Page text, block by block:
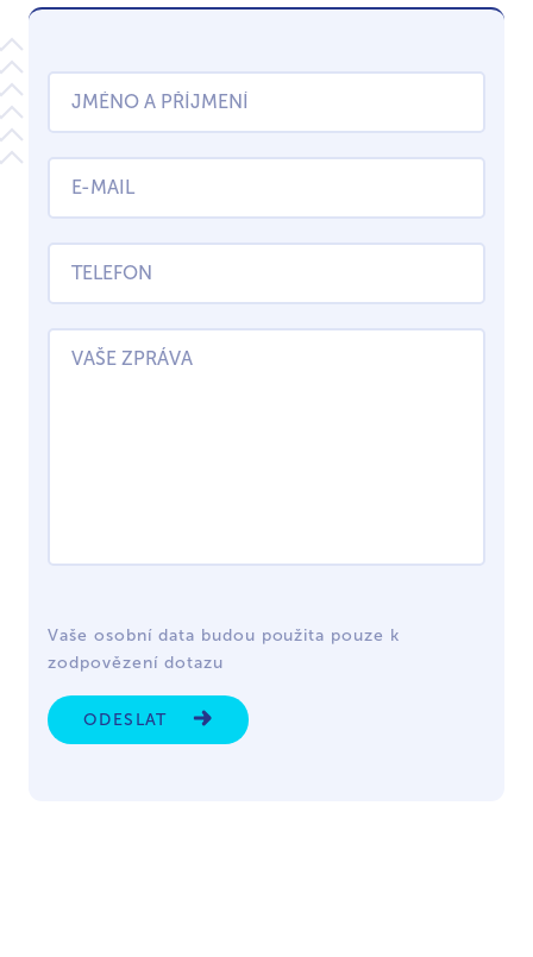
Vaše osobní data budou použita pouze k
zodpovězení dotazu
ODESLAT